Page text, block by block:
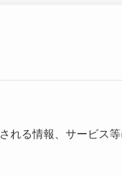
れる情報、サービス